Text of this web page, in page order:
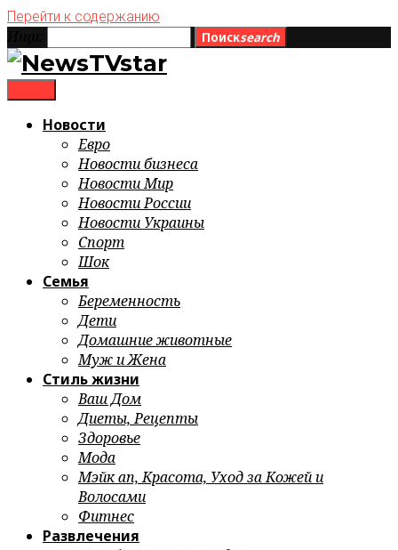
Перейти к содержанию
Поискsearch
Новости
Евро
Новости бизнеса
Новости Мир
Новости России
Новости Украины
Спорт
Шок
Семья
Беременность
Дети
Домашние животные
Муж и Жена
Стиль жизни
Ваш Дом
Диеты, Рецепты
Здоровье
Мода
Мэйк ап, Красота, Уход за Кожей и
Волосами
Фитнес
Развлечения